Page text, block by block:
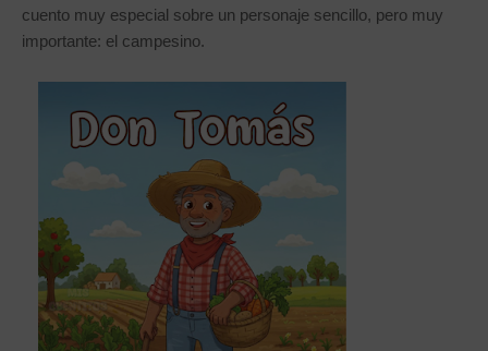
cuento muy especial sobre un personaje sencillo, pero muy
importante: el campesino.